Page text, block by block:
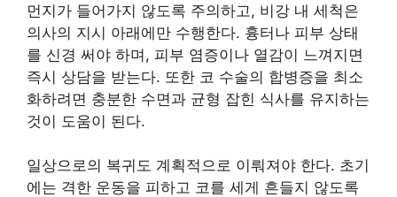
먼지가 들어가지 않도록 주의하고, 비강 내 세척은
의사의 지시 아래에만 수행한다. 흉터나 피부 상태
를 신경 써야 하며, 피부 염증이나 열감이 느껴지면
즉시 상담을 받는다. 또한 코 수술의 합병증을 최소
화하려면 충분한 수면과 균형 잡힌 식사를 유지하는
것이 도움이 된다.
일상으로의 복귀도 계획적으로 이뤄져야 한다. 초기
에는 격한 운동을 피하고 코를 세게 흔들지 않도록